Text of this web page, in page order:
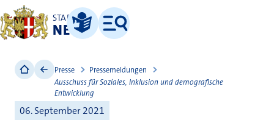
STADT
NEUSS
Leichte Sprache
Menü
Presse
Pressemeldungen
Ausschuss für Soziales, Inklusion und demografische
Entwicklung
06. September 2021